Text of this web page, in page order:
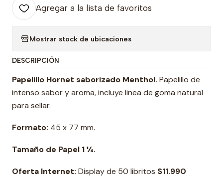
Agregar a la lista de favoritos
Mostrar stock de ubicaciones
DESCRIPCIÓN
Papelillo Hornet saborizado Menthol. Papelillo de
intenso sabor y aroma, incluye linea de goma natural
para sellar.
Formato: 45 x 77 mm.
Tamaño de Papel 1 ¼.
Oferta Internet: Display de 50 libritos $11.990